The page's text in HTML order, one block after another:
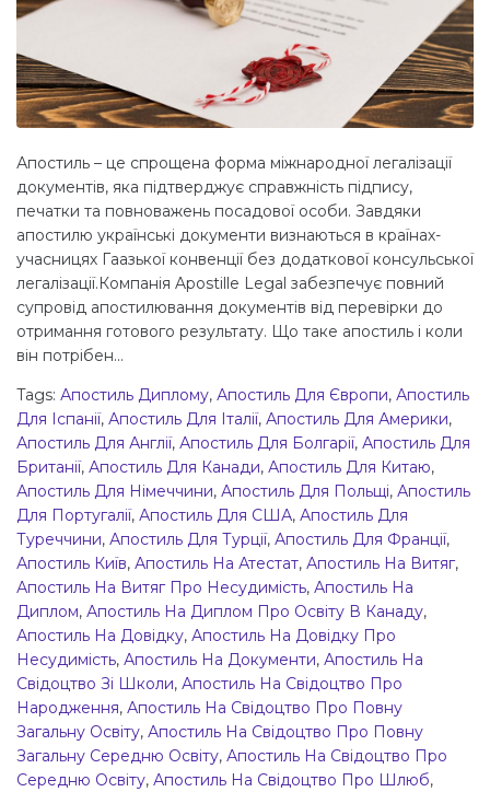
Апостиль – це спрощена форма міжнародної легалізації
документів, яка підтверджує справжність підпису,
печатки та повноважень посадової особи. Завдяки
апостилю українські документи визнаються в країнах-
учасницях Гаазької конвенції без додаткової консульської
легалізації.Компанія Apostille Legal забезпечує повний
супровід апостилювання документів від перевірки до
отримання готового результату. Що таке апостиль і коли
він потрібен...
Tags: Апостиль Диплому, Апостиль Для Європи, Апостиль
Для Іспанії, Апостиль Для Італії, Апостиль Для Америки,
Апостиль Для Англії, Апостиль Для Болгарії, Апостиль Для
Британії, Апостиль Для Канади, Апостиль Для Китаю,
Апостиль Для Німеччини, Апостиль Для Польщі, Апостиль
Для Португалії, Апостиль Для США, Апостиль Для
Туреччини, Апостиль Для Турції, Апостиль Для Франції,
Апостиль Київ, Апостиль На Атестат, Апостиль На Витяг,
Апостиль На Витяг Про Несудимість, Апостиль На
Диплом, Апостиль На Диплом Про Освіту В Канаду,
Апостиль На Довідку, Апостиль На Довідку Про
Несудимість, Апостиль На Документи, Апостиль На
Свідоцтво Зі Школи, Апостиль На Свідоцтво Про
Народження, Апостиль На Свідоцтво Про Повну
Загальну Освіту, Апостиль На Свідоцтво Про Повну
Загальну Середню Освіту, Апостиль На Свідоцтво Про
Середню Освіту, Апостиль На Свідоцтво Про Шлюб,